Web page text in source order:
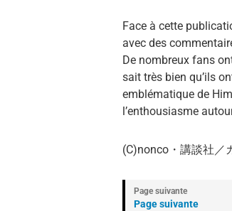
Face à cette
avec des
De nombreux fans
sait très bien qu’ils
emblématique de
l’enthousiasme
(C)nonco・講談社／
Page suivante